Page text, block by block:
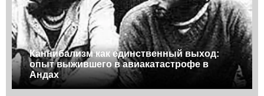
Каннибализм как единственный выход:
опыт выжившего в авиакатастрофе в
Андах